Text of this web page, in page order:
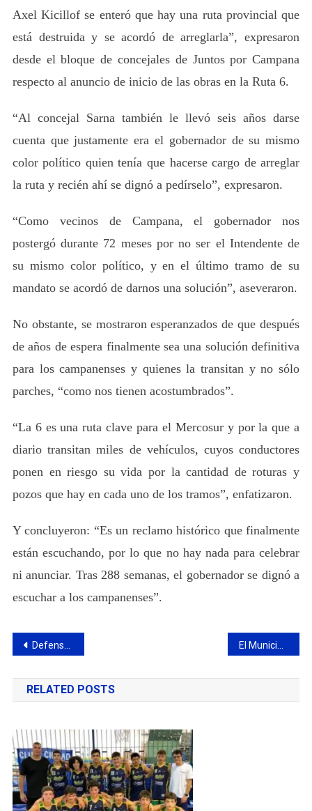
Axel Kicillof se enteró que hay una ruta provincial que
está destruida y se acordó de arreglarla”, expresaron
desde el bloque de concejales de Juntos por Campana
respecto al anuncio de inicio de las obras en la Ruta 6.
“Al concejal Sarna también le llevó seis años darse
cuenta que justamente era el gobernador de su mismo
color político quien tenía que hacerse cargo de arreglar
la ruta y recién ahí se dignó a pedírselo”, expresaron.
“Como vecinos de Campana, el gobernador nos
postergó durante 72 meses por no ser el Intendente de
su mismo color político, y en el último tramo de su
mandato se acordó de darnos una solución”, aseveraron.
No obstante, se mostraron esperanzados de que después
de años de espera finalmente sea una solución definitiva
para los campanenses y quienes la transitan y no sólo
parches, “como nos tienen acostumbrados”.
“La 6 es una ruta clave para el Mercosur y por la que a
diario transitan miles de vehículos, cuyos conductores
ponen en riesgo su vida por la cantidad de roturas y
pozos que hay en cada uno de los tramos”, enfatizaron.
Y concluyeron: “Es un reclamo histórico que finalmente
están escuchando, por lo que no hay nada para celebrar
ni anunciar. Tras 288 semanas, el gobernador se dignó a
escuchar a los campanenses”.
Navegación
de
entradas
Defensa Civil superó las 2.000 intervenciones durante 2025
RELATED POSTS